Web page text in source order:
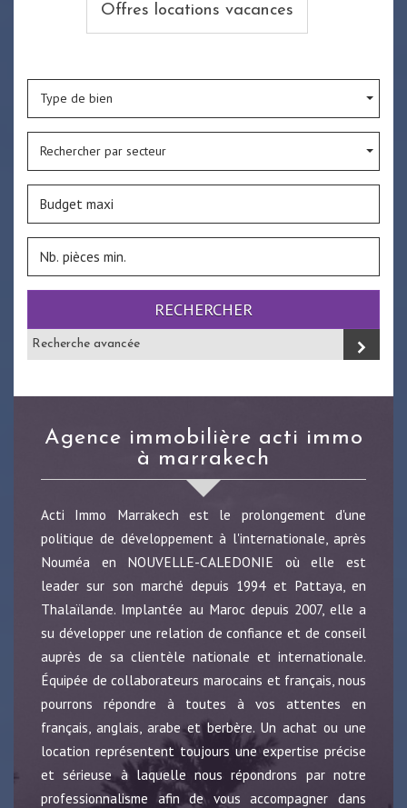
Offres locations vacances
Type de bien
Rechercher par secteur
RECHERCHER
Recherche avancée
agence immobilière acti immo
à marrakech
Acti Immo Marrakech est le prolongement d'une
politique de développement à l'internationale, après
Nouméa en NOUVELLE-CALEDONIE où elle est
leader sur son marché depuis 1994 et Pattaya, en
Thalaïlande. Implantée au Maroc depuis 2007, elle a
su développer une relation de confiance et de conseil
auprès de sa clientèle nationale et internationale.
Équipée de collaborateurs marocains et français, nous
pourrons répondre à toutes à vos attentes en
français, anglais, arabe et berbère. Un achat ou une
location représentent toujours une expertise précise
et sérieuse à laquelle nous répondrons par notre
professionnalisme afin de vous accompagner dans